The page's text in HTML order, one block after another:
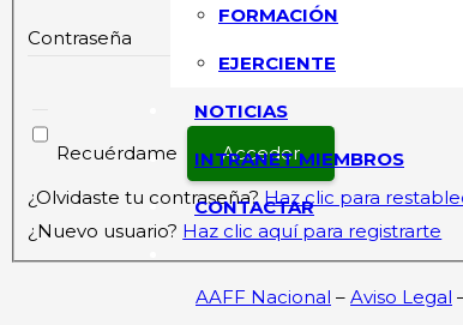
FORMACIÓN
EJERCIENTE
NOTICIAS
INTRANET MIEMBROS
CONTACTAR
Contraseña
Recuérdame
¿Olvidaste tu contraseña? Haz clic para
¿Nuevo usuario? Haz clic aquí para registrarte
AAFF Nacional – Aviso Legal